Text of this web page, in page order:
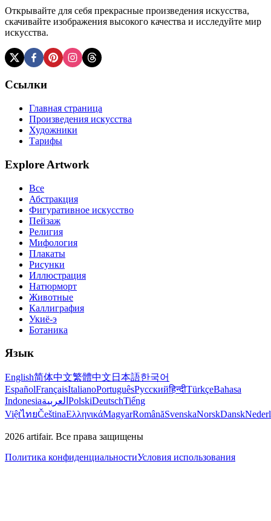
Открывайте для себя прекрасные произведения искусства,
скачивайте изображения высокого качества и исследуйте мир
искусства.
Ссылки
Главная страница
Произведения искусства
Художники
Тарифы
Explore Artwork
Все
Абстракция
Фигуративное искусство
Пейзаж
Религия
Мифология
Плакаты
Рисунки
Иллюстрация
Натюрморт
Животные
Каллиграфия
Укиё-э
Ботаника
Язык
English简体中文繁體中文 日本語한국어
EspañolFrançaisItalianoPortuguêsРусскийहिन्दीTürkçeBahasa
Indonesiaالعربية PolskiDeutschTiếng
ViệtไทยČeštinaΕλληνικάMagyarRomânăSvenskaNorskDansk
2026 artifair. Все права защищены
Политика конфиденциальностиУсловия использования